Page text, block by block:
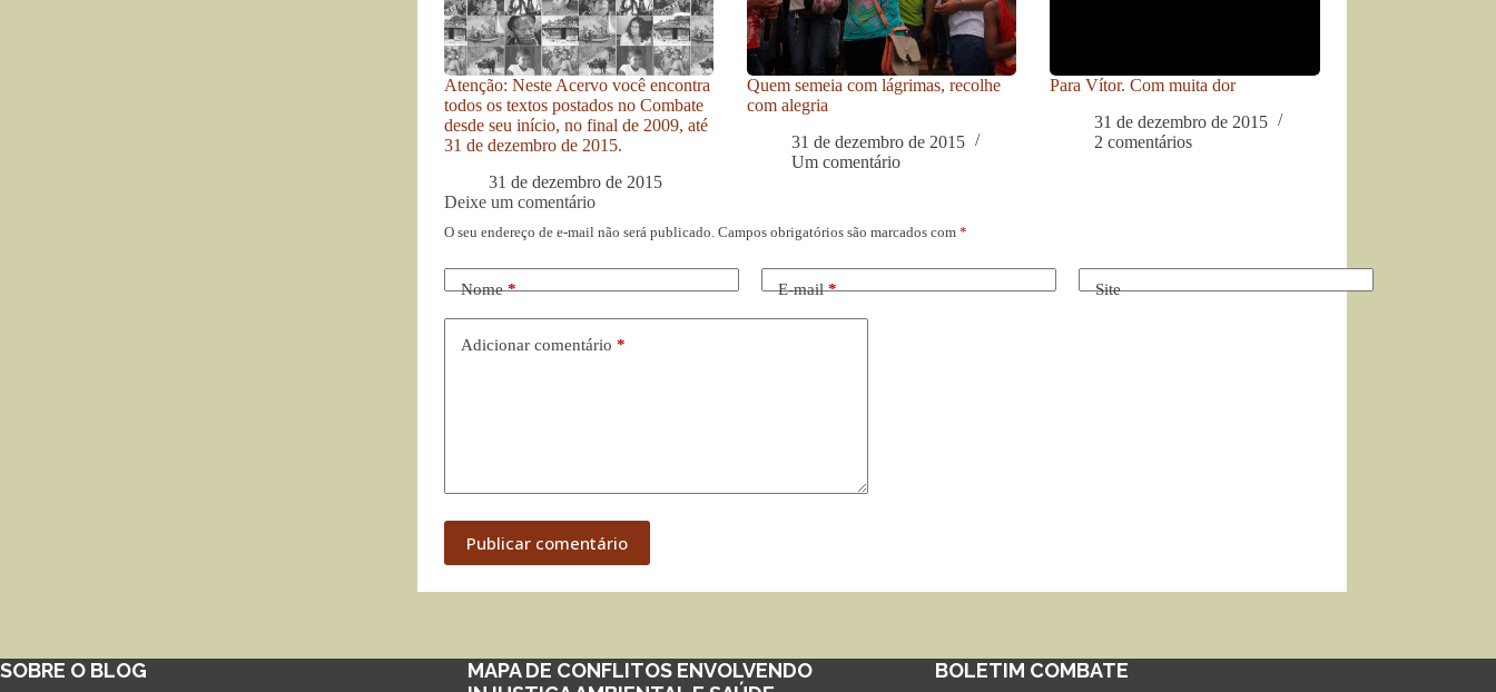
Atenção: Neste Acervo você encontra
todos os textos postados no Combate
desde seu início, no final de 2009, até
31 de dezembro de 2015.
31 de dezembro de 2015
Quem semeia com lágrimas, recolhe
com alegria
31 de dezembro de 2015
Um comentário
Para Vítor. Com muita dor
31 de dezembro de 2015
2 comentários
Deixe um comentário
O seu endereço de e-mail não será publicado. Campos obrigatórios são marcados com *
Nome* E-mail* Site
Adicionar comentário *
Publicar comentário
SOBRE O BLOG
MAPA DE CONFLITOS ENVOLVENDO
BOLETIM COMBATE